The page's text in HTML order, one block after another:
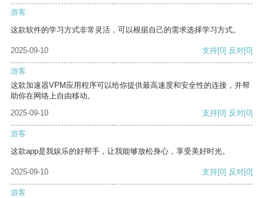
游客
这款软件的学习方式非常灵活，可以根据自己的需求选择学习方式。
2025-09-10 支持[0] 反对[0]
游客
这款加速器VPM应用程序可以给你提供最高速度和安全性的连接，并帮
助你在网络上自由移动。
2025-09-10
支持[0] 反对[0]
游客
这款app是我娱乐的好帮手，让我能够放松身心，享受美好时光。
2025-09-10 支持[0] 反对[0]
游客